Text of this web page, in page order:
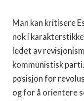
Man kan kritisere
nok i
ledet av
kommunistisk
posisjon for
og for å orientere